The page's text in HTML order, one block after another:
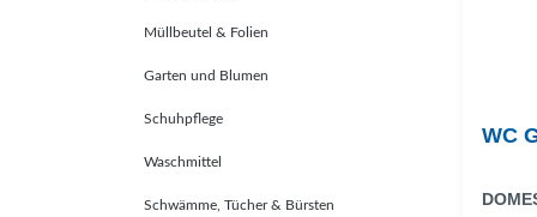
Müllbeutel & Folien
Garten und Blumen
Schuhpflege
Waschmittel
Schwämme, Tücher & Bürsten
WC